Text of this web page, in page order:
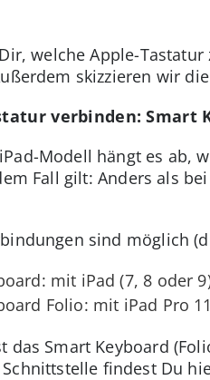
welche Apple-
skizzieren wir
verbinden: Smart
Modell hängt es ab,
Fall gilt: Anders als
sind möglich
mit iPad (7, 8 oder
Folio: mit iPad Pro
das Smart Keyboard
findest Du